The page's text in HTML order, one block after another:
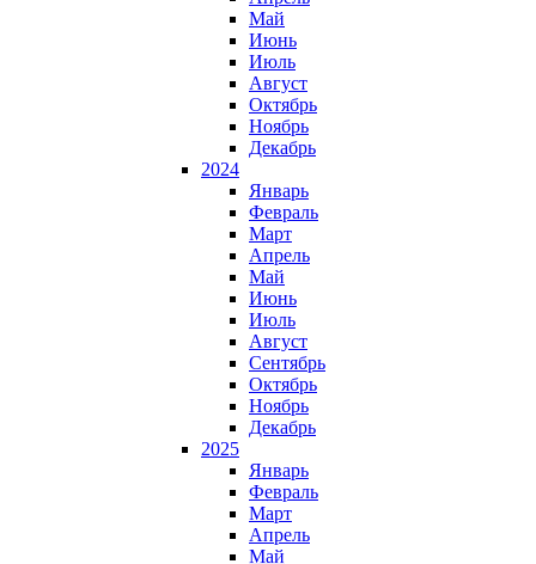
Май
Июнь
Июль
Август
Октябрь
Ноябрь
Декабрь
2024
Январь
Февраль
Март
Апрель
Май
Июнь
Июль
Август
Сентябрь
Октябрь
Ноябрь
Декабрь
2025
Январь
Февраль
Март
Апрель
Май